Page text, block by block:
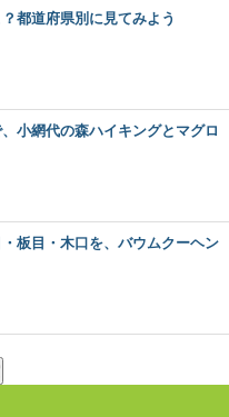
、森に出かけるのは気持ちがいいも
！長野県・赤沢自然休養林で
代表する「高野六木」とは
都道府県別に見てみよう
小網代の森ハイキングとマグロ
板目・木口を、バウムクーヘン